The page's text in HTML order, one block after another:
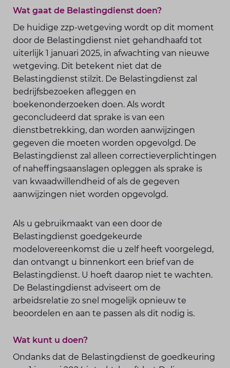
Wat gaat de Belastingdienst doen?
De huidige zzp-wetgeving wordt op dit moment
door de Belastingdienst niet gehandhaafd tot
uiterlijk 1 januari 2025, in afwachting van nieuwe
wetgeving. Dit betekent niet dat de
Belastingdienst stilzit. De Belastingdienst zal
bedrijfsbezoeken afleggen en
boekenonderzoeken doen. Als wordt
geconcludeerd dat sprake is van een
dienstbetrekking, dan worden aanwijzingen
gegeven die moeten worden opgevolgd. De
Belastingdienst zal alleen correctieverplichtingen
of naheffingsaanslagen opleggen als sprake is
van kwaadwillendheid of als de gegeven
aanwijzingen niet worden opgevolgd.
Als u gebruikmaakt van een door de
Belastingdienst goedgekeurde
modelovereenkomst die u zelf heeft voorgelegd,
dan ontvangt u binnenkort een brief van de
Belastingdienst. U hoeft daarop niet te wachten.
De Belastingdienst adviseert om de
arbeidsrelatie zo snel mogelijk opnieuw te
beoordelen en aan te passen als dit nodig is.
Wat kunt u doen?
Ondanks dat de Belastingdienst de goedkeuring